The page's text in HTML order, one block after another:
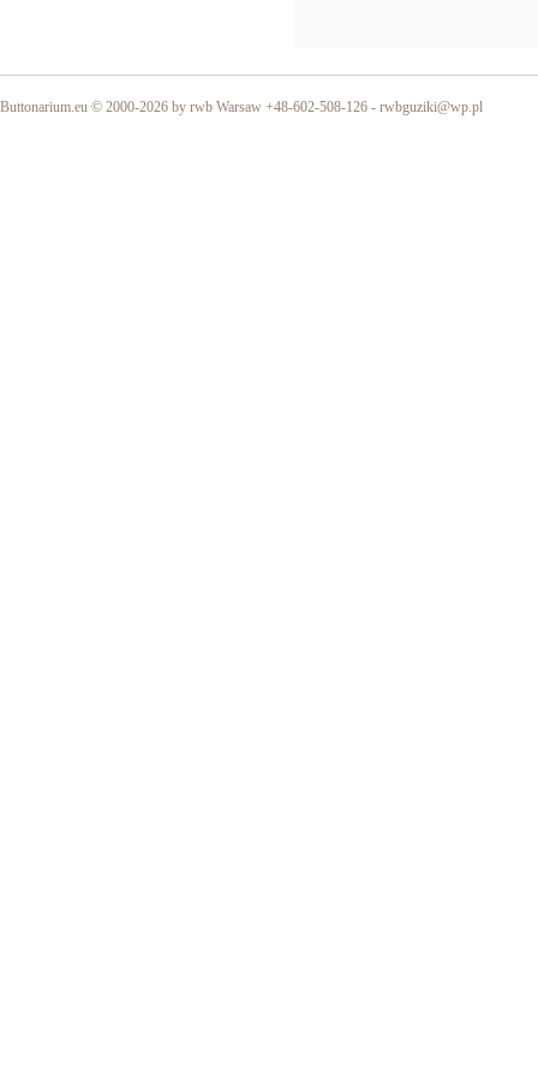
Buttonarium.eu © 2000-2026 by rwb Warsaw +48-602-508-126 - rwbguziki@wp.pl